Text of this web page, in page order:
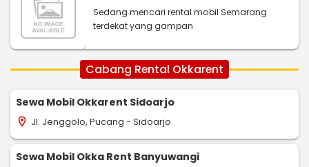
Sedang mencari rental mobil Semarang
terdekat yang gampan
Cabang Rental Okkarent
Sewa Mobil Okkarent Sidoarjo
location_on Jl. Jenggolo, Pucang - Sidoarjo
Sewa Mobil Okka Rent Banyuwangi